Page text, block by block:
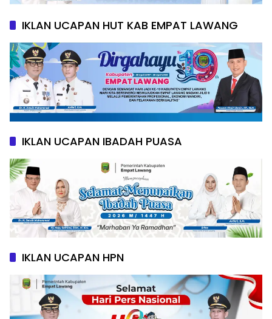
IKLAN UCAPAN HUT KAB EMPAT LAWANG
IKLAN UCAPAN IBADAH PUASA
IKLAN UCAPAN HPN